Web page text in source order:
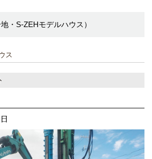
・S-ZEHモデルハウス）
ス